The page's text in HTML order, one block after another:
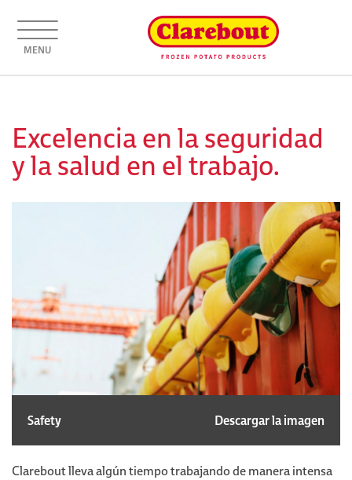
MENU
Excelencia en la seguridad
y la salud en el trabajo.
Safety Descargar la imagen
Clarebout lleva algún tiempo trabajando de manera intensa